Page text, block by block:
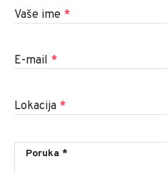
Vaše ime *
E-mail *
Lokacija *